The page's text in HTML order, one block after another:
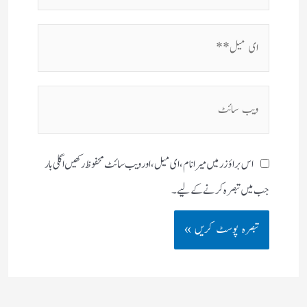
اس براؤزر میں میرا نام، ای میل، اور ویب سائٹ محفوظ رکھیں اگلی بار
جب میں تبصرہ کرنے کےلیے۔